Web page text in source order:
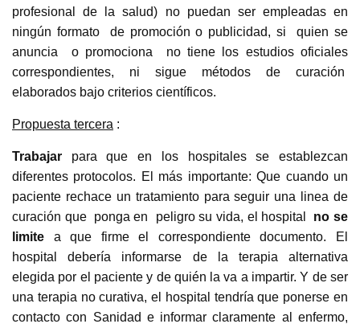
profesional de la salud) no puedan ser empleadas en
ningún formato de promoción o publicidad, si quien se
anuncia o promociona no tiene los estudios oficiales
correspondientes, ni sigue métodos de curación
elaborados bajo criterios científicos.
Propuesta tercera :
Trabajar para que en los hospitales se establezcan
diferentes protocolos. El más importante: Que cuando un
paciente rechace un tratamiento para seguir una linea de
curación que ponga en peligro su vida, el hospital no se
limite a que firme el correspondiente documento. El
hospital debería informarse de la terapia alternativa
elegida por el paciente y de quién la va a impartir. Y de ser
una terapia no curativa, el hospital tendría que ponerse en
contacto con Sanidad e informar claramente al enfermo,